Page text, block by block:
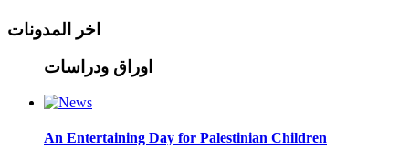
اخر المدونات
اوراق ودراسات
An Entertaining Day for Palestinian Children